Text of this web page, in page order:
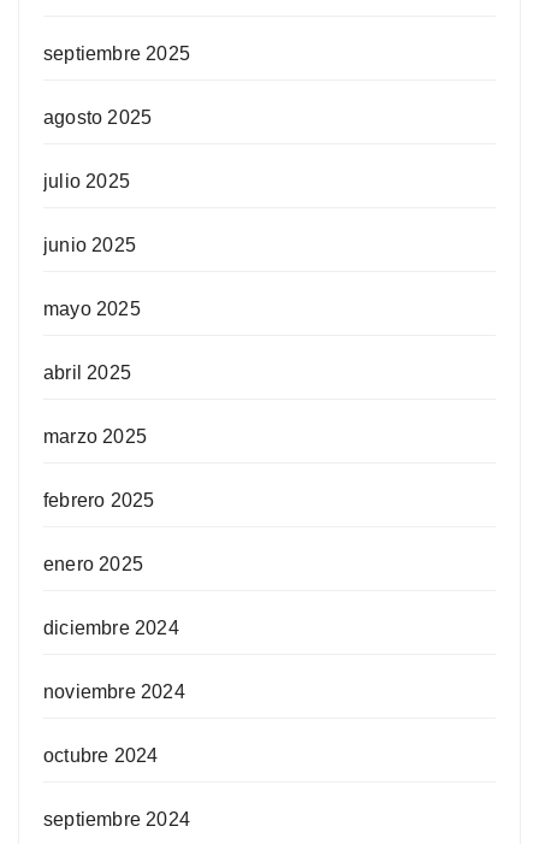
septiembre 2025
agosto 2025
julio 2025
junio 2025
mayo 2025
abril 2025
marzo 2025
febrero 2025
enero 2025
diciembre 2024
noviembre 2024
octubre 2024
septiembre 2024